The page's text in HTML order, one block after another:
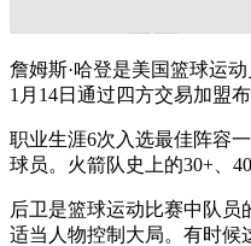
詹姆斯·哈登是美国篮球运
1月14日通过四方交易加盟
职业生涯6次入选最佳阵容
球员。火箭队史上的30+、
后卫是篮球运动比赛中队
适当人物控制大局。有时候